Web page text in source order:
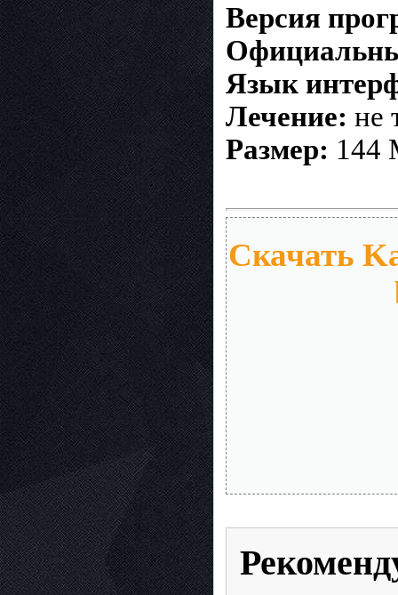
Версия
Язык
Лечение: не
Размер: 144
Скачать